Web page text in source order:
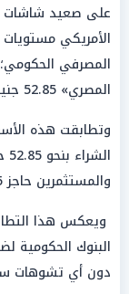
على صعيد شاشات
الأمريكي
المصرفي
المصري» 52.85 جنيه، وبلغ سعر البيع 52.95 جنيه.
وتطابقت هذه
والمستثمرين حاجز 52.95 جنيه.
ويعكس هذا
البنوك الحكومية
دون أي تشوهات